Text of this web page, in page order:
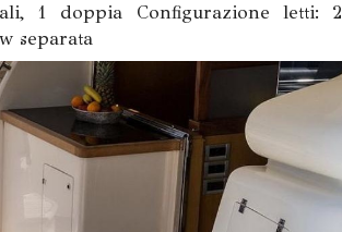
1 doppia Configurazione letti: 2
separata